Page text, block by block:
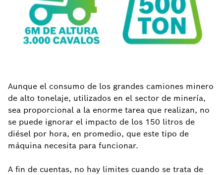
Aunque el consumo de los grandes camiones minero
de alto tonelaje, utilizados en el sector de minería,
sea proporcional a la enorme tarea que realizan, no
se puede ignorar el impacto de los 150 litros de
diésel por hora, en promedio, que este tipo de
máquina necesita para funcionar.
A fin de cuentas, no hay limites cuando se trata de